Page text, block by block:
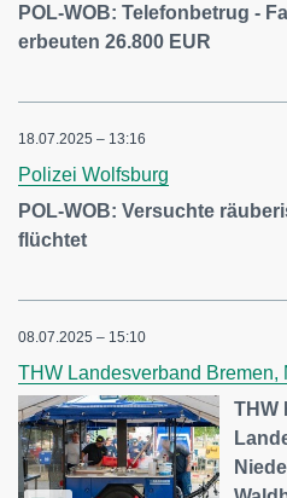
POL-WOB: Telefonbetrug -
erbeuten 26.800 EUR
18.07.2025 – 13:16
Polizei Wolfsburg
POL-WOB: Versuchte
flüchtet
08.07.2025 – 15:10
THW Landesverband Bremen,
THW